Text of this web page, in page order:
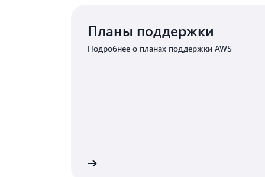
Планы поддержки
Подробнее о планах поддержки AWS